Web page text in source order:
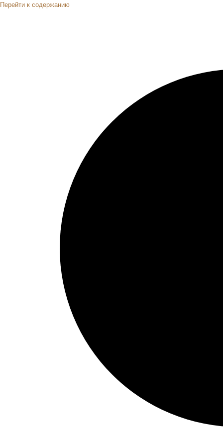
Перейти к содержанию